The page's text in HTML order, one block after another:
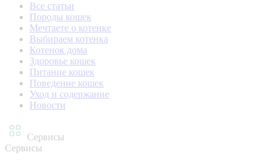
Все статьи
Породы кошек
Мечтаете о котенке
Выбираем котенка
Котенок дома
Здоровье кошек
Питание кошек
Поведение кошек
Уход и содержание
Новости
Сервисы
Сервисы